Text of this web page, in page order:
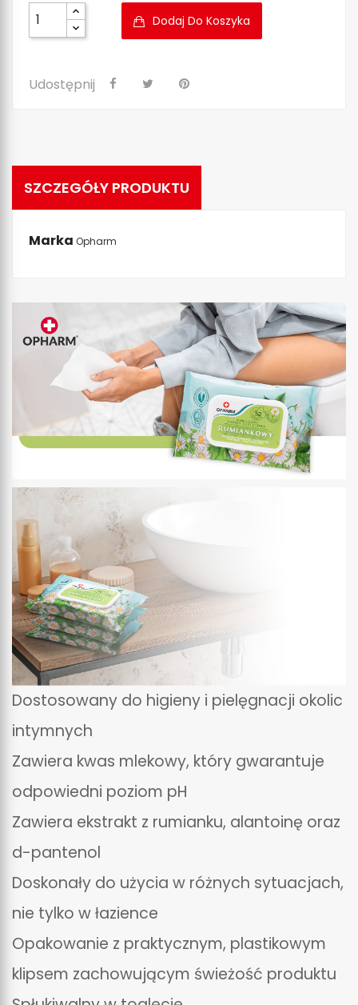
Dodaj Do Koszyka
Udostępnij
SZCZEGÓŁY PRODUKTU
Marka Opharm
Dostosowany do higieny i pielęgnacji okolic
intymnych
Zawiera kwas mlekowy, który gwarantuje
odpowiedni poziom pH
Zawiera ekstrakt z rumianku, alantoinę oraz
d-pantenol
Doskonały do użycia w różnych sytuacjach,
nie tylko w łazience
Opakowanie z praktycznym, plastikowym
klipsem zachowującym świeżość produktu